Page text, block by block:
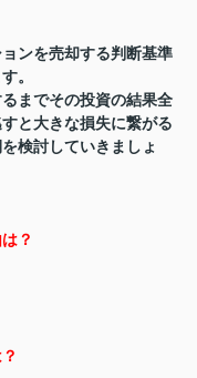
ンを売却する判断基準
。
までその投資の結果全
と大きな損失に繋がる
検討していきましょ
？